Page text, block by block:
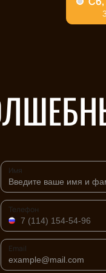
Имя
Телефон
Email